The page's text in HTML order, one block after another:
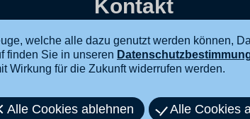
Kontakt
welche alle dazu genutzt werden können,
finden Sie in unseren
Wirkung für die Zukunft widerrufen werden.
Alle Cookies ablehnen Alle Cookies